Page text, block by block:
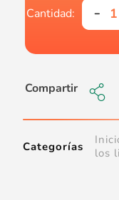
Compartir
Categorías
los